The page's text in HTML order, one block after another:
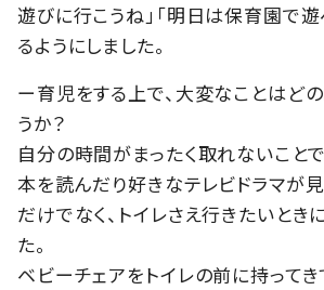
遊びに行こうね」「明日は保育園で遊
るようにしました。
ー育児をする上で、大変なことはどの
うか？
自分の時間がまったく取れないことで
本を読んだり好きなテレビドラマが
だけでなく、トイレさえ行きたいとき
た。
ベビーチェアをトイレの前に持って